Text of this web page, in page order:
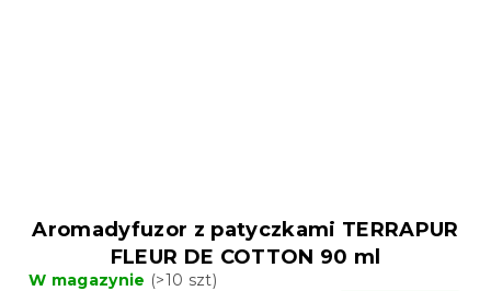
Aromadyfuzor z patyczkami TERRAPUR
FLEUR DE COTTON 90 ml
W magazynie (>10 szt)